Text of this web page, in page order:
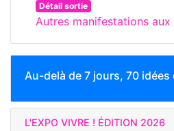
Détail sortie
Autres manifestations aux
Au-delà de 7 jours, 70
L'EXPO VIVRE ! ÉDITION 2026